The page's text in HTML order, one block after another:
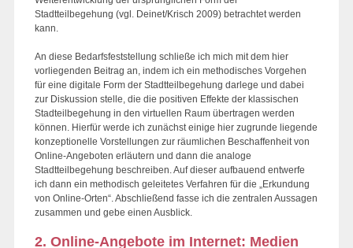
Stadtteilbegehung (vgl. Deinet/Krisch 2009) betrachtet werden
kann.
An diese Bedarfsfeststellung schließe ich mich mit dem hier
vorliegenden Beitrag an, indem ich ein methodisches Vorgehen
für eine digitale Form der Stadtteilbegehung darlege und dabei
zur Diskussion stelle, die die positiven Effekte der klassischen
Stadteilbegehung in den virtuellen Raum übertragen werden
können. Hierfür werde ich zunächst einige hier zugrunde liegende
konzeptionelle Vorstellungen zur räumlichen Beschaffenheit von
Online-Angeboten erläutern und dann die analoge
Stadtteilbegehung beschreiben. Auf dieser aufbauend entwerfe
ich dann ein methodisch geleitetes Verfahren für die „Erkundung
von Online-Orten“. Abschließend fasse ich die zentralen Aussagen
zusammen und gebe einen Ausblick.
2. Online-Angebote im Internet: Medien